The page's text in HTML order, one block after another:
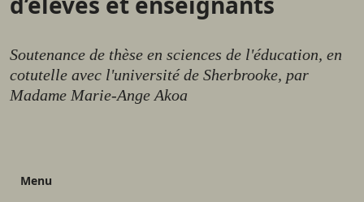
Soutenance de thèse en sciences de l'éducation, en
cotutelle avec l'université de Sherbrooke, par
Madame Marie-Ange Akoa
Menu